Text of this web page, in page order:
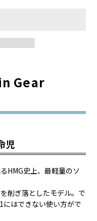
Gear
児
HMG史上、最軽量のソ
削ぎ落としたモデル。で
はできない使い方がで